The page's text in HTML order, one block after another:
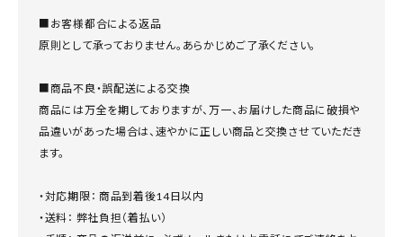
■お客様都合による返品
原則として承っておりません。あらかじめご了承ください。
■商品不良・誤配送による交換
商品には万全を期しておりますが、万一、お届けした商品に破損や
品違いがあった場合は、速やかに正しい商品と交換させていただき
ます。
・対応期限： 商品到着後14日以内
・送料： 弊社負担（着払い）